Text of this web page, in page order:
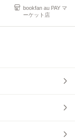
bookfan au PAY マ
ーケット店